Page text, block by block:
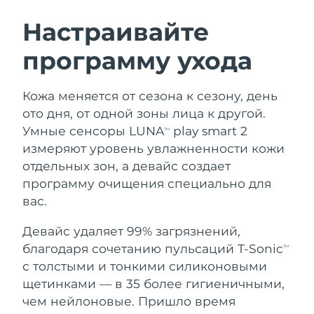
Настраивайте
программу ухода
Кожа меняется от сезона к сезону, день
ото дня, от одной зоны лица к другой.
Умные сенсоры LUNATM
play smart 2
измеряют уровень увлажненности кожи
отдельных зон, а девайс создает
программу очищения специально для
вас.
Девайс удаляет 99% загрязнений,
благодаря сочетанию пульсаций T-SonicTM
с толстыми и тонкими силиконовыми
щетинками — в 35 более гигиеничными,
чем нейлоновые. Пришло время
LUNA™ 4 набор
Anti-aging massage
LUNA™ 4 Plus
LUNA™ 4 Men
For men, anti-aging massage
BEAR™ 2 набор
Microcurrent toning
BEAR™ 2 go
BEAR™ 2 eyes & lips
Microcurrent line smoothing device
Увлажнение
UFO™ 3 набор
UFO™ 3 LED
Near-infrared and red light therapy
device
Забота о полости рта
issa™ 4
issa™ 4 plus
Smart hybrid silicone sonic toothbrush
Омоложение LED-процедуры
NEW
Австралия
Ожидаемая дата доставки
Ожидаемая дата доставки
8/10/26
Бахрейн
Ожидаемая дата доставки
8/11/26
Бельгия
Ожидаемая дата доставки
Бермудские о-ва
Ожидаемая дата доставки
Босния и
Герцеговина
Ожидаемая дата доставки
8/13/26